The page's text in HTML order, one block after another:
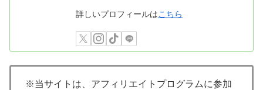
詳しいプロフィールはこちら
※当サイトは、アフィリエイトプログラムに参加